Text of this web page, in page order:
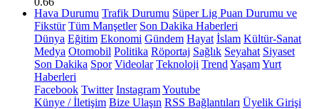
Hava Durumu Trafik Durumu Süper Lig Puan Durumu ve
Fikstür Tüm Manşetler Son Dakika Haberleri
Dünya Eğitim Ekonomi Gündem Hayat İslam Kültür-Sanat
Medya Otomobil Politika Röportaj Sağlık Seyahat Siyaset
Son Dakika Spor Videolar Teknoloji Trend YaşamYurt
Haberleri
Facebook Twitter InstagramYoutube
Künye / İletişim Bize Ulaşın RSS Bağlantıları Üyelik Girişi